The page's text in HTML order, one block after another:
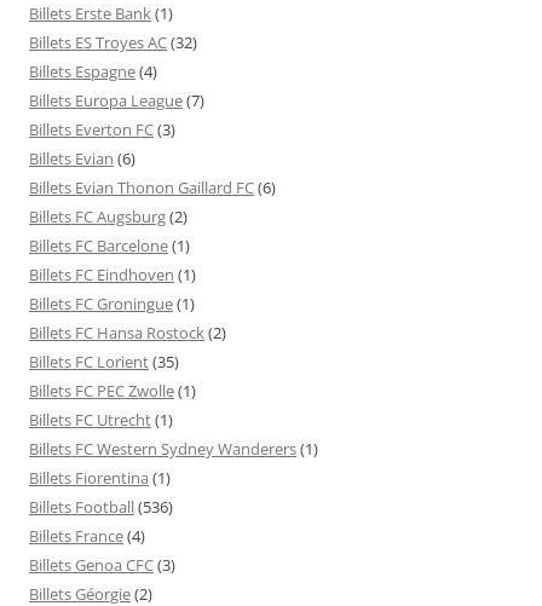
Billets Erste Bank(1)
Billets ES Troyes AC(32)
Billets Espagne(4)
Billets Europa League(7)
Billets Everton FC(3)
Billets Evian (6)
Billets Evian Thonon Gaillard FC(6)
Billets FC Augsburg(2)
Billets FC Barcelone(1)
Billets FC Eindhoven (1)
Billets FC Groningue(1)
Billets FC Hansa Rostock(2)
Billets FC Lorient(35)
Billets FC PEC Zwolle(1)
Billets FC Utrecht(1)
Billets FC Western Sydney Wanderers(1)
Billets Fiorentina (1)
Billets Football(536)
Billets France(4)
Billets Genoa CFC(3)
Billets Géorgie(2)